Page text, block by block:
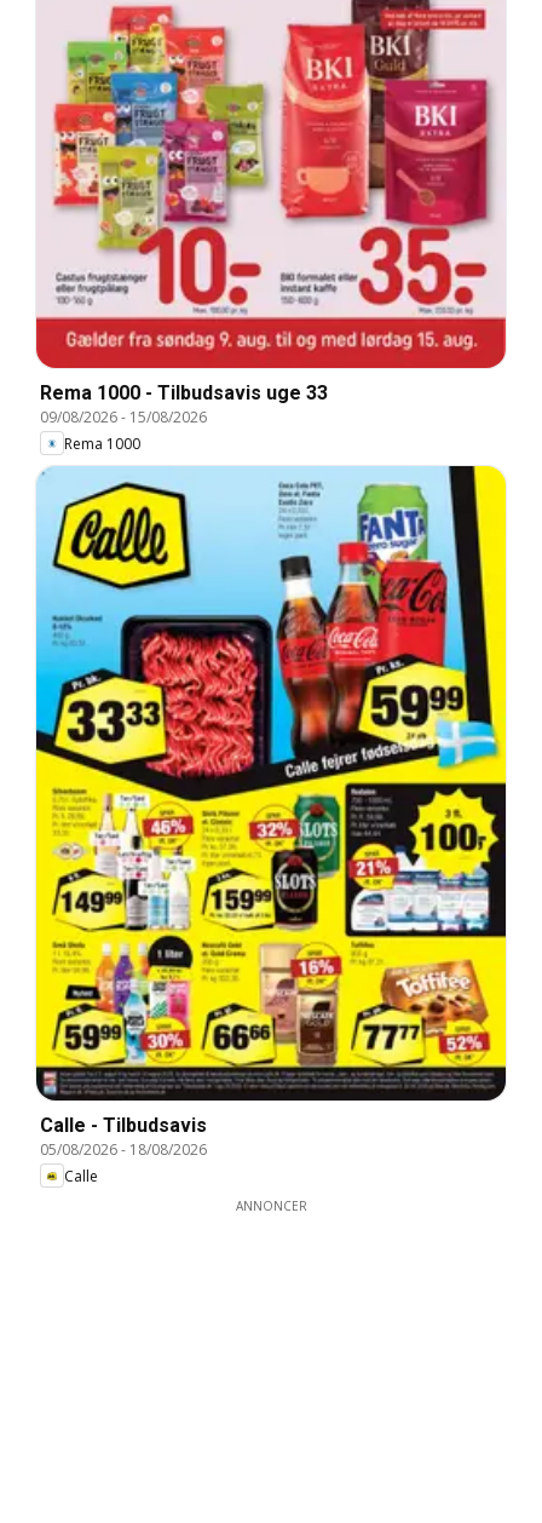
Rema 1000 - Tilbudsavis uge 33
09/08/2026- 15/08/2026
Rema 1000
Calle - Tilbudsavis
05/08/2026- 18/08/2026
Calle
ANNONCER